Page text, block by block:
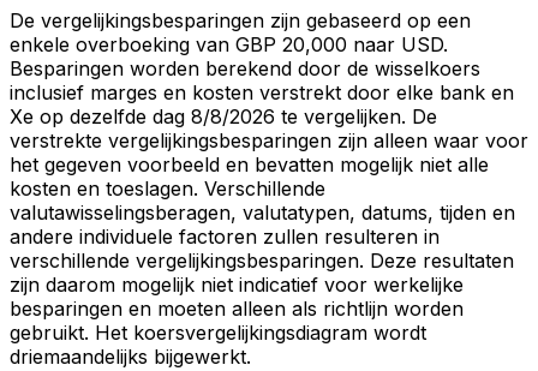
De vergelijkingsbesparingen zijn gebaseerd op een
enkele overboeking van GBP 20,000 naar USD.
Besparingen worden berekend door de wisselkoers
inclusief marges en kosten verstrekt door elke bank en
Xe op dezelfde dag 8/8/2026 te vergelijken. De
verstrekte vergelijkingsbesparingen zijn alleen waar voor
het gegeven voorbeeld en bevatten mogelijk niet alle
kosten en toeslagen. Verschillende
valutawisselingsberagen, valutatypen, datums, tijden en
andere individuele factoren zullen resulteren in
verschillende vergelijkingsbesparingen. Deze resultaten
zijn daarom mogelijk niet indicatief voor werkelijke
besparingen en moeten alleen als richtlijn worden
gebruikt. Het koersvergelijkingsdiagram wordt
driemaandelijks bijgewerkt.